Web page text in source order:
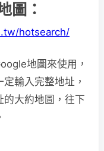
圖：
hotsearch/
地圖來使用，
輸入完整地址，
大約地圖，往下